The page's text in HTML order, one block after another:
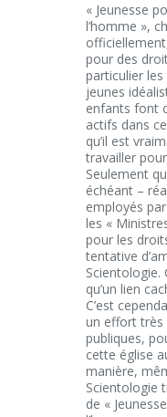
« Jeunesse
l’homme »,
pour des
particulier
jeunes
enfants font
actifs dans
qu’il est
travailler
Seulement
échéant –
employés
les «
pour les
tentative
Scientologie.
qu’un lien
C’est
un effort très
publiques,
cette église
manière,
Scientologie
de «